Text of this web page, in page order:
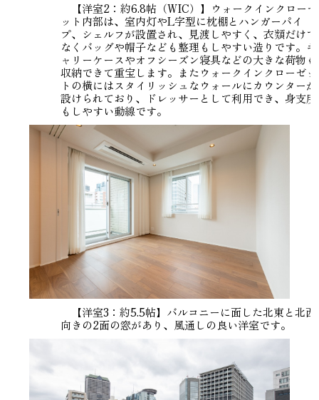
【洋室2：約6.8帖（WIC）】ウォークインクローゼ
ット内部は、室内灯やL字型に枕棚とハンガーパイ
プ、シェルフが設置され、見渡しやすく、衣類だけで
なくバッグや帽子なども整理もしやすい造りです。キ
ャリーケースやオフシーズン寝具などの大きな荷物も
収納できて重宝します。またウォークインクローゼッ
トの横にはスタイリッシュなウォールにカウンターが
設けられており、ドレッサーとして利用でき、身支度
もしやすい動線です。
【洋室3：約5.5帖】バルコニーに面した北東と北西
向きの2面の窓があり、風通しの良い洋室です。